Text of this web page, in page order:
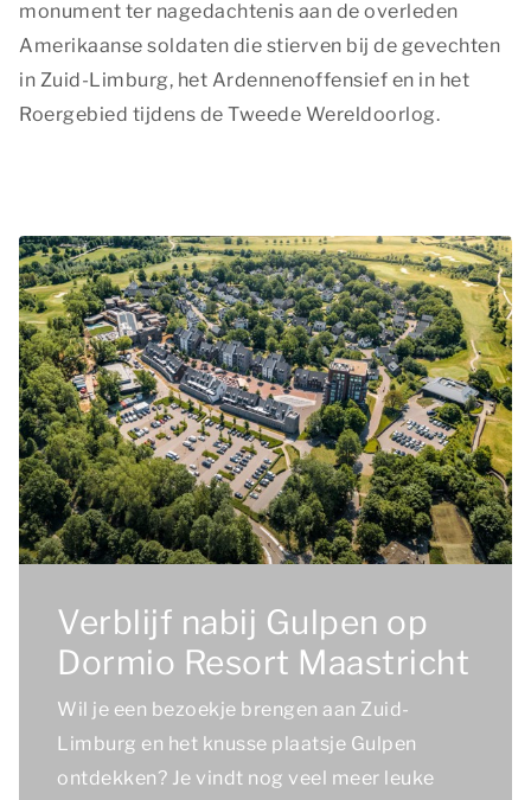
monument ter nagedachtenis aan de overleden
Amerikaanse soldaten die stierven bij de gevechten
in Zuid-Limburg, het Ardennenoffensief en in het
Roergebied tijdens de Tweede Wereldoorlog.
Verblijf nabij Gulpen op
Dormio Resort Maastricht
Wil je een bezoekje brengen aan Zuid-
Limburg en het knusse plaatsje Gulpen
ontdekken? Je vindt nog veel meer leuke